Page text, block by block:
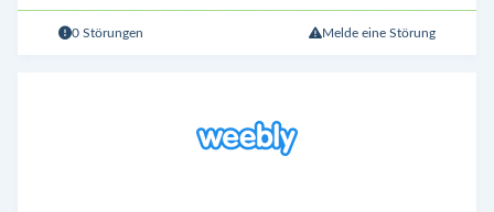
0 Störungen Melde eine Störung